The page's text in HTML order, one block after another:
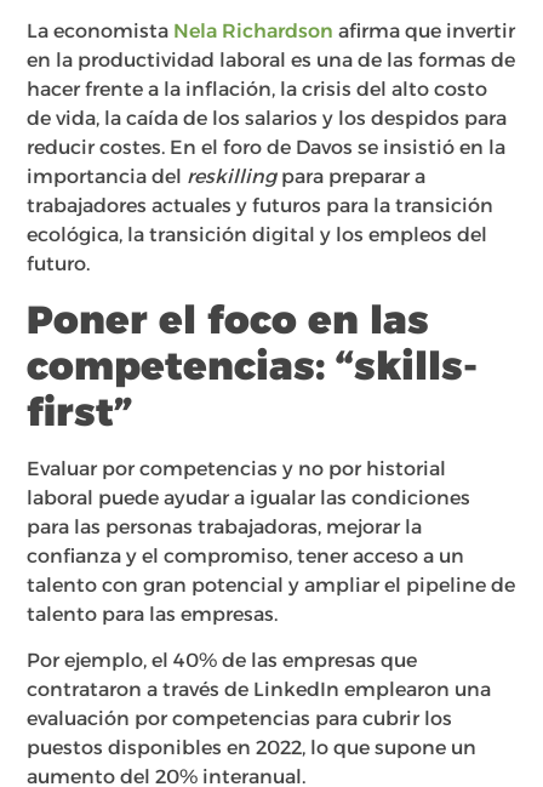
La economista Nela Richardson afirma que invertir
en la productividad laboral es una de las formas de
hacer frente a la inflación, la crisis del alto costo
de vida, la caída de los salarios y los despidos para
reducir costes. En el foro de Davos se insistió en la
importancia del reskilling para preparar a
trabajadores actuales y futuros para la transición
ecológica, la transición digital y los empleos del
futuro.
Poner el foco en las
competencias: “skills-
first”
Evaluar por competencias y no por historial
laboral puede ayudar a igualar las condiciones
para las personas trabajadoras, mejorar la
confianza y el compromiso, tener acceso a un
talento con gran potencial y ampliar el pipeline de
talento para las empresas.
Por ejemplo, el 40% de las empresas que
contrataron a través de LinkedIn emplearon una
evaluación por competencias para cubrir los
puestos disponibles en 2022, lo que supone un
aumento del 20% interanual.